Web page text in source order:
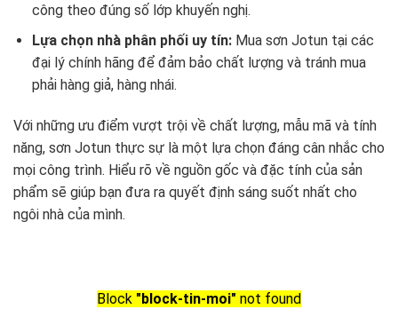
công theo đúng số lớp khuyến nghị.
Lựa chọn nhà phân phối uy tín:Mua sơn Jotun tại các
đại lý chính hãng để đảm bảo chất lượng và tránh mua
phải hàng giả, hàng nhái.
Với những ưu điểm vượt trội về chất lượng, mẫu mã và tính
năng, sơn Jotun thực sự là một lựa chọn đáng cân nhắc cho
mọi công trình. Hiểu rõ về nguồn gốc và đặc tính của sản
phẩm sẽ giúp bạn đưa ra quyết định sáng suốt nhất cho
ngôi nhà của mình.
Block "block-tin-moi" not found